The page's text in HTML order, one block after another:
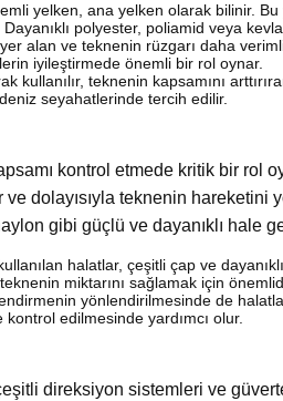
yelken, ana yelken olarak bilinir.
polyester, poliamid veya
alan ve teknenin rüzgarı daha
iyileştirmede önemli bir rol oynar.
kullanılır, teknenin kapsamını
seyahatlerinde tercih edilir.
kontrol etmede kritik bir rol
dolayısıyla teknenin hareketini
gibi güçlü ve dayanıklı hale
halatlar, çeşitli çap ve
miktarını sağlamak için
yönlendirilmesinde de
edilmesinde yardımcı olur.
direksiyon sistemleri ve